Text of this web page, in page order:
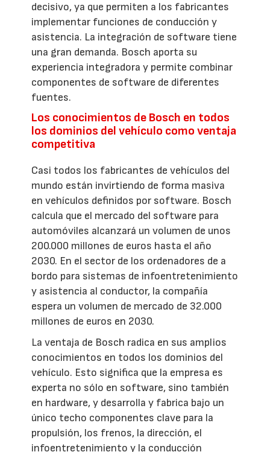
decisivo, ya que permiten a los fabricantes
implementar funciones de conducción y
asistencia. La integración de software tiene
una gran demanda. Bosch aporta su
experiencia integradora y permite combinar
componentes de software de diferentes
fuentes.
Los conocimientos de Bosch en todos
los dominios del vehículo como ventaja
competitiva
Casi todos los fabricantes de vehículos del
mundo están invirtiendo de forma masiva
en vehículos definidos por software. Bosch
calcula que el mercado del software para
automóviles alcanzará un volumen de unos
200.000 millones de euros hasta el año
2030. En el sector de los ordenadores de a
bordo para sistemas de infoentretenimiento
y asistencia al conductor, la compañía
espera un volumen de mercado de 32.000
millones de euros en 2030.
La ventaja de Bosch radica en sus amplios
conocimientos en todos los dominios del
vehículo. Esto significa que la empresa es
experta no sólo en software, sino también
en hardware, y desarrolla y fabrica bajo un
único techo componentes clave para la
propulsión, los frenos, la dirección, el
infoentretenimiento y la conducción